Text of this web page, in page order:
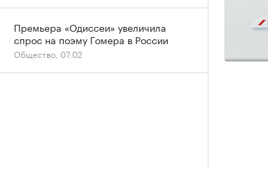
Премьера «Одиссеи» увеличила
спрос на поэму Гомера в России
Общество, 07:02